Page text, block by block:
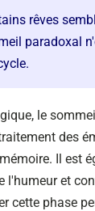
rêves
paradoxal
le
des
Il est
l'humeur et
cette phase